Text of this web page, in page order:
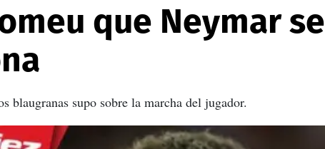
que Neymar se
blaugranas supo sobre la marcha del jugador.